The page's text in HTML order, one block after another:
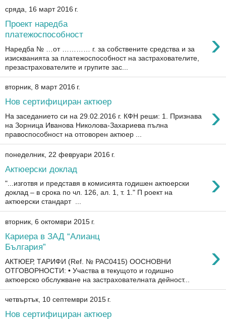
сряда, 16 март 2016 г.
Проект наредба
платежоспособност
›
Наредба № …от ………… г. за собствените средства и за
изискванията за платежоспособност на застрахователите,
презастрахователите и групите зас...
вторник, 8 март 2016 г.
Нов сертифициран актюер ›
На заседанието си на 29.02.2016 г. КФН реши: 1. Признава
на Зорница Иванова Николова-Захариева пълна
правоспособност на отговорен актюер ...
понеделник, 22 февруари 2016 г.
Актюерски доклад ›
"...изготвя и представя в комисията годишен актюерски
доклад – в срока по чл. 126, ал. 1, т. 1." П роект на
актюерски стандарт ...
вторник, 6 октомври 2015 г.
Кариера в ЗАД “Алианц
България”
›
АКТЮЕР, ТАРИФИ (Ref. № PAC0415) ООСНОВНИ
ОТГОВОРНОСТИ: • Участва в текущото и годишно
актюерско обслужване на застрахователната дейност...
четвъртък, 10 септември 2015 г.
Нов сертифициран актюер